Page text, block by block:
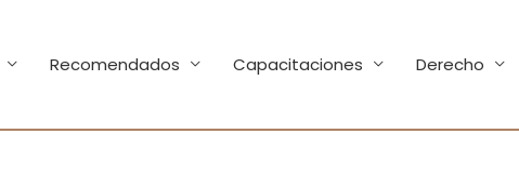
Recomendados Capacitaciones Derecho